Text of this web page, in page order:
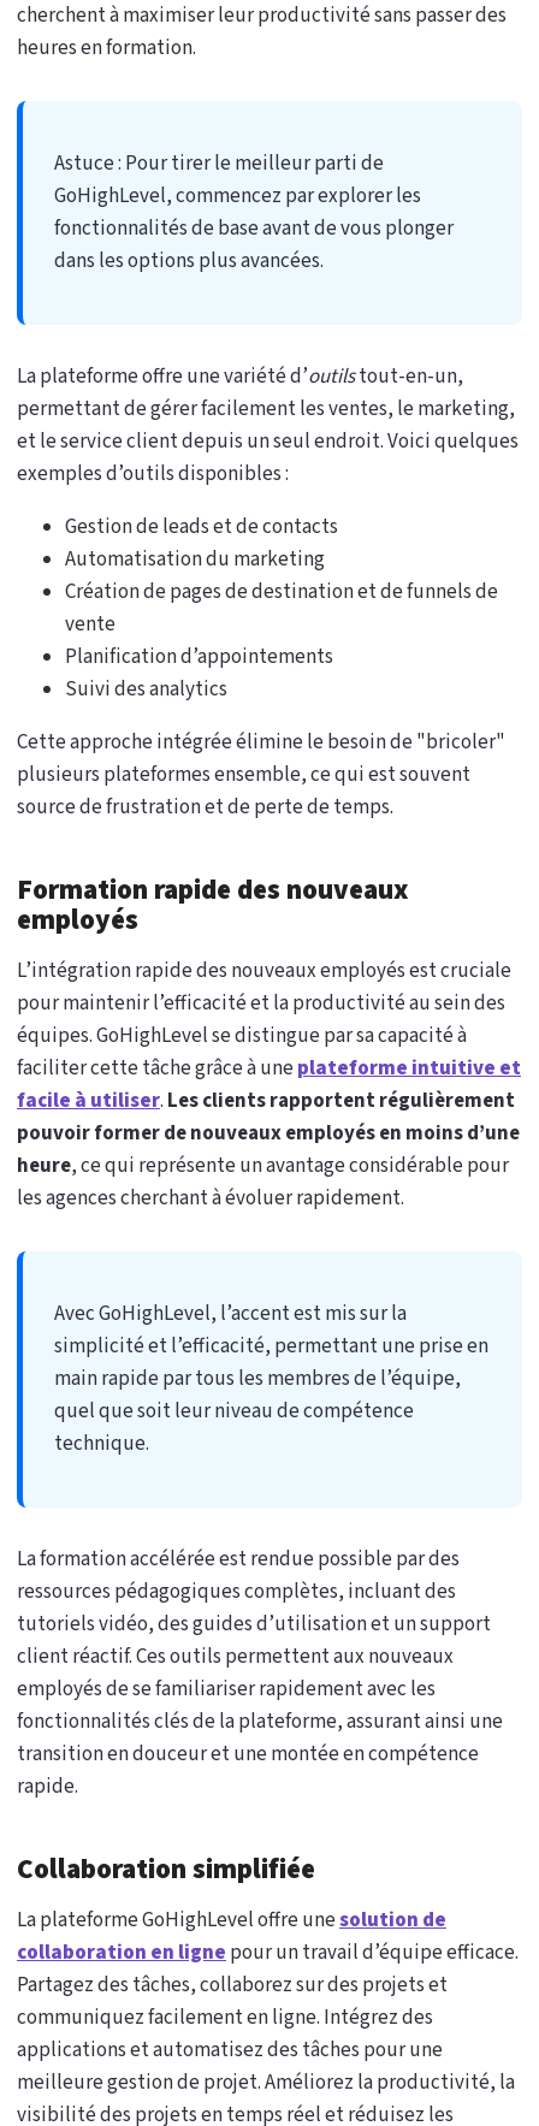
cherchent à maximiser leur productivité sans passer des
heures en formation.
Astuce : Pour tirer le meilleur parti de
GoHighLevel, commencez par explorer les
fonctionnalités de base avant de vous plonger
dans les options plus avancées.
La plateforme offre une variété d’outilstout-en-un,
permettant de gérer facilement les ventes, le marketing,
et le service client depuis un seul endroit. Voici quelques
exemples d’outils disponibles :
Gestion de leads et de contacts
Automatisation du marketing
Création de pages de destination et de funnels de
vente
Planification d’appointements
Suivi des analytics
Cette approche intégrée élimine le besoin de "bricoler"
plusieurs plateformes ensemble, ce qui est souvent
source de frustration et de perte de temps.
Formation rapide des nouveaux
employés
L’intégration rapide des nouveaux employés est cruciale
pour maintenir l’efficacité et la productivité au sein des
équipes. GoHighLevel se distingue par sa capacité à
faciliter cette tâche grâce à uneplateforme intuitive et
facile à utiliser. Les clients rapportent régulièrement
pouvoir former de nouveaux employés en moins d’une
heure, ce qui représente un avantage considérable pour
les agences cherchant à évoluer rapidement.
Avec GoHighLevel, l’accent est mis sur la
simplicité et l’efficacité, permettant une prise en
main rapide par tous les membres de l’équipe,
quel que soit leur niveau de compétence
technique.
La formation accélérée est rendue possible par des
ressources pédagogiques complètes, incluant des
tutoriels vidéo, des guides d’utilisation et un support
client réactif. Ces outils permettent aux nouveaux
employés de se familiariser rapidement avec les
fonctionnalités clés de la plateforme, assurant ainsi une
transition en douceur et une montée en compétence
rapide.
Collaboration simplifiée
La plateforme GoHighLevel offre unesolution de
collaboration en lignepour un travail d’équipe efficace.
Partagez des tâches, collaborez sur des projets et
communiquez facilement en ligne. Intégrez des
applications et automatisez des tâches pour une
meilleure gestion de projet. Améliorez la productivité, la
visibilité des projets en temps réel et réduisez les